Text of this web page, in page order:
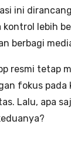
ini
kontrol lebih
berbagi
resmi tetap
fokus pada
Lalu, apa